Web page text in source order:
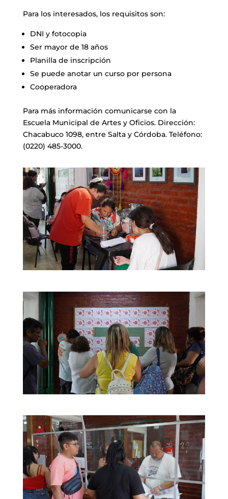
Para los interesados, los requisitos son:
DNI y fotocopia
Ser mayor de 18 años
Planilla de inscripción
Se puede anotar un curso por persona
Cooperadora
Para más información comunicarse con la
Escuela Municipal de Artes y Oficios. Dirección:
Chacabuco 1098, entre Salta y Córdoba. Teléfono:
(0220) 485-3000.